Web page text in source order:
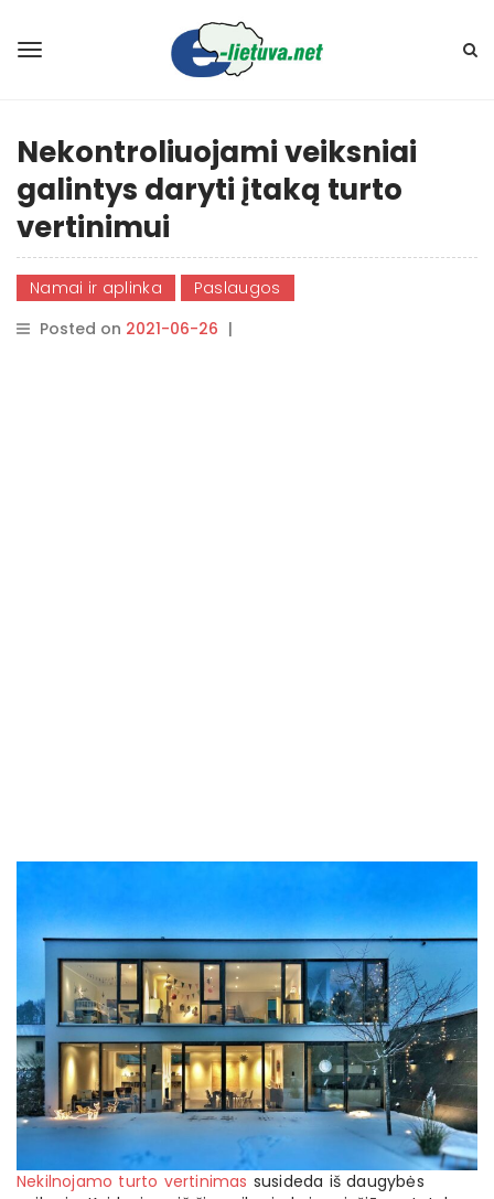
Nekontroliuojami veiksniai
galintys daryti įtaką turto
vertinimui
Namai ir aplinka
Paslaugos
Posted on 2021-06-26 |
Nekilnojamo turto vertinimas susideda iš daugybės